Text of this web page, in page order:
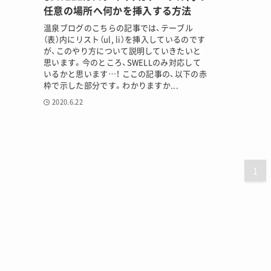
任意の場所へ何かを挿入する方法
温泉ブログのこちらの記事では、テーブル
（表）内にリスト（ul, li）を挿入しているのです
が、このやり方について説明していきたいと
思います。今のところ、SWELLのみ対応して
いるかと思います…！ ここの記事の、以下の赤
枠で示した部分です。わかりますか...
2020.6.22
1